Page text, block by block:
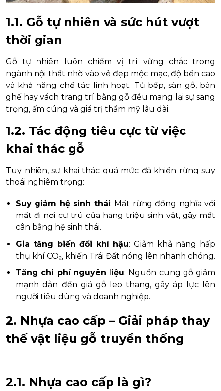
1.1. Gỗ tự nhiên và sức hút vượt
thời gian
Gỗ tự nhiên luôn chiếm vị trí vững chắc trong
ngành nội thất nhờ vào vẻ đẹp mộc mạc, độ bền cao
và khả năng chế tác linh hoạt. Tủ bếp, sàn gỗ, bàn
ghế hay vách trang trí bằng gỗ đều mang lại sự sang
trọng, ấm cúng và giá trị thẩm mỹ lâu dài.
1.2. Tác động tiêu cực từ việc
khai thác gỗ
Tuy nhiên, sự khai thác quá mức đã khiến rừng suy
thoái nghiêm trọng:
Suy giảm hệ sinh thái: Mất rừng đồng nghĩa với
mất đi nơi cư trú của hàng triệu sinh vật, gây mất
cân bằng hệ sinh thái.
Gia tăng biến đổi khí hậu: Giảm khả năng hấp
thụ khí CO₂, khiến Trái Đất nóng lên nhanh chóng.
Tăng chi phí nguyên liệu: Nguồn cung gỗ giảm
mạnh dẫn đến giá gỗ leo thang, gây áp lực lên
người tiêu dùng và doanh nghiệp.
2. Nhựa cao cấp – Giải pháp thay
thế vật liệu gỗ truyền thống
2.1. Nhựa cao cấp là gì?